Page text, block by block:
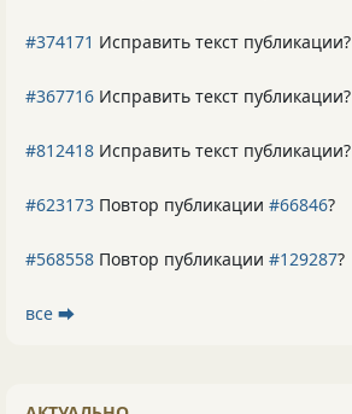
#374171 Исправить текст публикации?
#367716 Исправить текст публикации?
#812418 Исправить текст публикации?
#623173 Повтор публикации #66846?
#568558 Повтор публикации #129287?
все ⮕